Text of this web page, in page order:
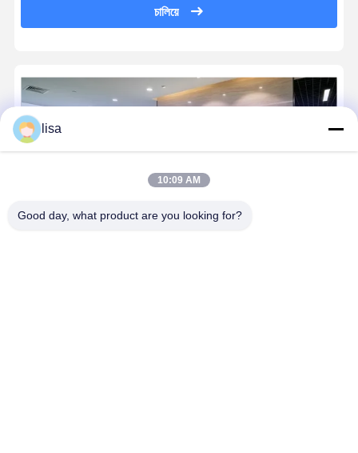
Intel N4000 5 1U Rackmount PC Mini X 2.5GbE เซอร์เวอร์เครือข่าย LAN
1U Rackmount 4 LAN Mini PC Firewall Server Intel J1900 4 LAN
3.4GHz SFP+ Mini PC Intel N150 Dual Gigabit Dual 10G RJ45 Soft
196mm Fanless มินิคอมพิวเตอร์อินเทล Firewall N355 8 Core Dual 10G
চালিয়ে
lisa
10:09 AM
Good day, what product are you looking for?